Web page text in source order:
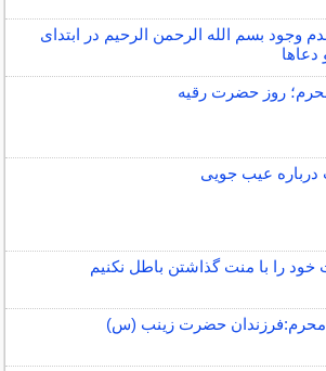
وجود بسم الله الرحمن الرحیم در ابتدای
دعاها
روز حضرت رقیه
درباره عیب جویی
را با منت گذاشتن باطل نکنیم
محرم:فرزندان حضرت زینب (س)